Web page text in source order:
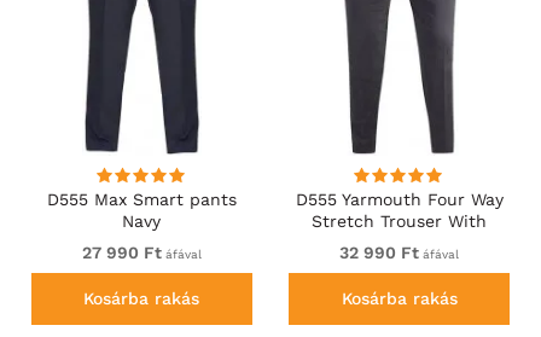
D555 Max Smart pants
Navy
27 990 Ftáfával
Kosárba rakás
D555 Yarmouth Four Way
Stretch Trouser With
Flexible Waistband Black
32 990 Ft áfával
Kosárba rakás